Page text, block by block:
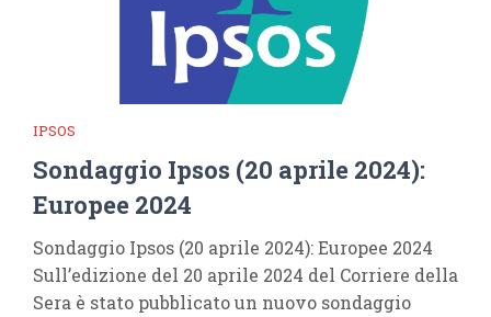
IPSOS
Sondaggio Ipsos (20 aprile 2024):
Europee 2024
Sondaggio Ipsos (20 aprile 2024): Europee 2024
Sull’edizione del 20 aprile 2024 del Corriere della
Sera è stato pubblicato un nuovo sondaggio